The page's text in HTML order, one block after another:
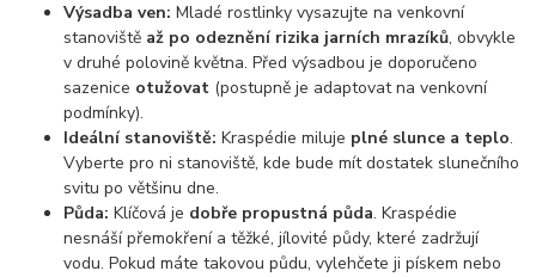
Výsadba ven: Mladé rostlinky vysazujte na venkovní
stanoviště až po odeznění rizika jarních mrazíků, obvykle
v druhé polovině května. Před výsadbou je doporučeno
sazenice otužovat (postupně je adaptovat na venkovní
podmínky).
Ideální stanoviště: Kraspédie miluje plné slunce a teplo.
Vyberte pro ni stanoviště, kde bude mít dostatek slunečního
svitu po většinu dne.
Půda: Klíčová je dobře propustná půda. Kraspédie
nesnáší přemokření a těžké, jílovité půdy, které zadržují
vodu. Pokud máte takovou půdu, vylehčete ji pískem nebo